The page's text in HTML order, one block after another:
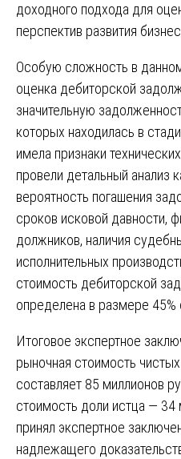
доходного подхода для
перспектив развития
Особую сложность в
оценка дебиторской
значительную
которых находилась в
имела признаки
провели детальный анализ
вероятность погашения
сроков исковой давности,
должников, наличия
исполнительных
стоимость дебиторской
определена в размере
Итоговое экспертное
рыночная стоимость
составляет 85 миллионов
стоимость доли истца — 34
принял экспертное
надлежащего